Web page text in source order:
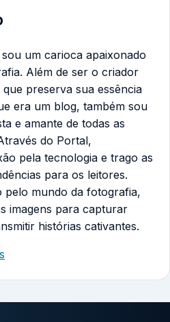
um carioca apaixonado
Além de ser o criador
preserva sua essência
era um blog, também sou
e amante de todas as
do Portal,
pela tecnologia e trago as
para os leitores.
pelo mundo da fotografia,
imagens para capturar
histórias cativantes.